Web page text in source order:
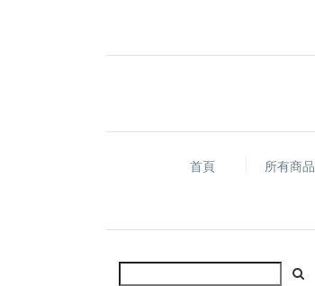
首頁 所有商品